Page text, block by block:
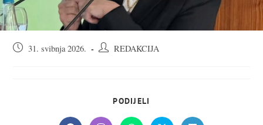
Objava31. svibnja 2026.
AutorREDAKCIJA
PODIJELI
CONTENT